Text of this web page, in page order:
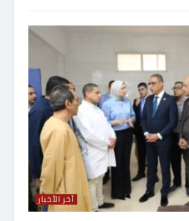
آخر الأخبار